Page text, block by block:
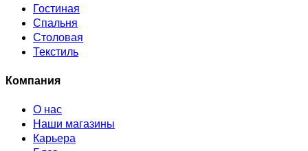
Гостиная
Спальня
Столовая
Текстиль
Компания
О нас
Наши магазины
Карьера